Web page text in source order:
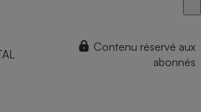
Contenu réservé aux
abonnés